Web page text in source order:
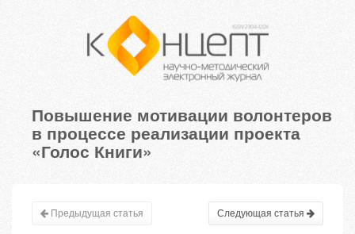
Повышение мотивации волонтеров
в процессе реализации проекта
«Голос Книги»
Предыдущая статья Следующая статья